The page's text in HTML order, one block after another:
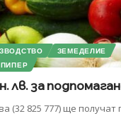
ЗЕМЕДЕЛИЕ
лв. за
(32 825 777) ще